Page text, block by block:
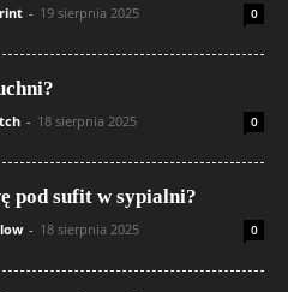
- 19 sierpnia 2025 0
- 18 sierpnia 2025 0
pod sufit w sypialni?
- 18 sierpnia 2025 0